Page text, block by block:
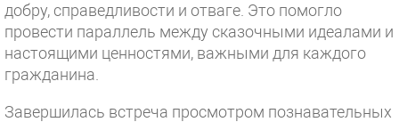
добру, справедливости и отваге. Это помогло
провести параллель между сказочными идеалами и
настоящими ценностями, важными для каждого
гражданина.
Завершилась встреча просмотром познавательных